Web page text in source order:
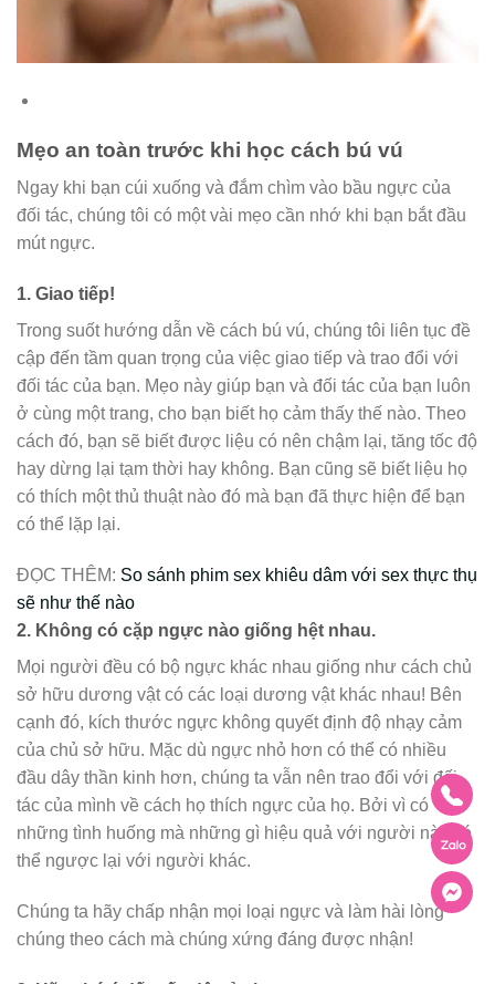
Mẹo an toàn trước khi học cách bú vú
Ngay khi bạn cúi xuống và đắm chìm vào bầu ngực của
đối tác, chúng tôi có một vài mẹo cần nhớ khi bạn bắt đầu
mút ngực.
1. Giao tiếp!
Trong suốt hướng dẫn về cách bú vú, chúng tôi liên tục đề
cập đến tầm quan trọng của việc giao tiếp và trao đổi với
đối tác của bạn. Mẹo này giúp bạn và đối tác của bạn luôn
ở cùng một trang, cho bạn biết họ cảm thấy thế nào. Theo
cách đó, bạn sẽ biết được liệu có nên chậm lại, tăng tốc độ
hay dừng lại tạm thời hay không. Bạn cũng sẽ biết liệu họ
có thích một thủ thuật nào đó mà bạn đã thực hiện để bạn
có thể lặp lại.
ĐỌC THÊM: So sánh phim sex khiêu dâm với sex thực thụ
sẽ như thế nào
2. Không có cặp ngực nào giống hệt nhau.
Mọi người đều có bộ ngực khác nhau giống như cách chủ
sở hữu dương vật có các loại dương vật khác nhau! Bên
cạnh đó, kích thước ngực không quyết định độ nhạy cảm
của chủ sở hữu. Mặc dù ngực nhỏ hơn có thể có nhiều
đầu dây thần kinh hơn, chúng ta vẫn nên trao đổi với đối
tác của mình về cách họ thích ngực của họ. Bởi vì có
những tình huống mà những gì hiệu quả với người này có
thể ngược lại với người khác.
Chúng ta hãy chấp nhận mọi loại ngực và làm hài lòng
chúng theo cách mà chúng xứng đáng được nhận!